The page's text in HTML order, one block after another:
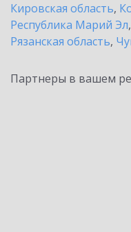
Кировская область,
Республика Марий Эл,
Рязанская область,
Партнеры в вашем